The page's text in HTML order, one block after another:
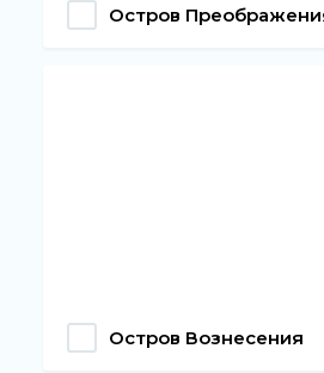
Остров
Остров Вознесения